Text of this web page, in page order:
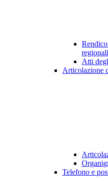
Atti
Articolazione
Telefono e